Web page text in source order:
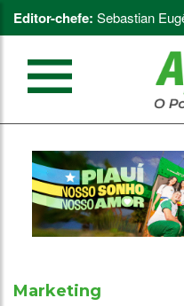
Editor-chefe: Sebastian
Marketing